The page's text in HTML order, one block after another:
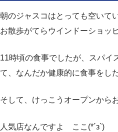
朝のジャスコはとっても空いて
お散歩がてらウインドーショッ
11時頃の食事でしたが、スパイ
て、なんだか健康的に食事をし
そして、けっこうオープンから
人気店なんですよ ここ(*´з`)